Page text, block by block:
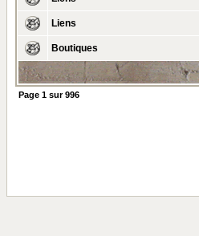
Liens
Boutiques
Page 1 sur996